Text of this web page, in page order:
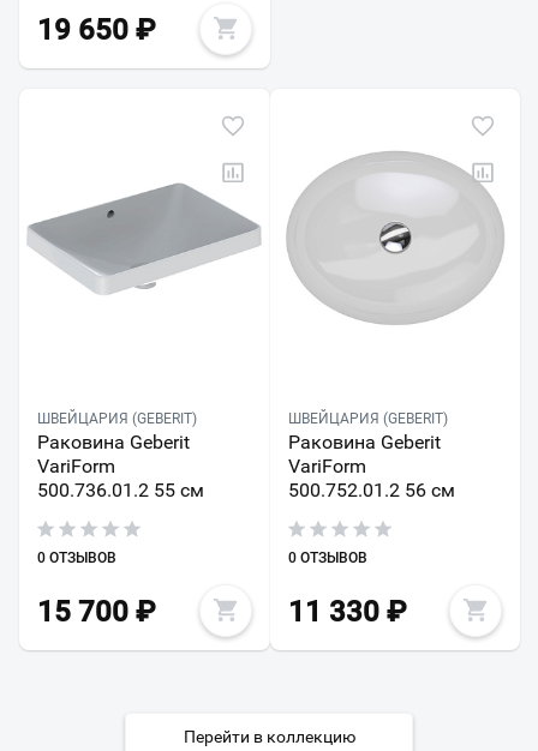
19 650 ₽
ШВЕЙЦАРИЯ (GEBERIT)
Раковина Geberit
VariForm
500.736.01.2 55 см
0 ОТЗЫВОВ
15 700 ₽
ШВЕЙЦАРИЯ (GEBERIT)
Раковина Geberit
VariForm
500.752.01.2 56 см
0 ОТЗЫВОВ
11 330₽
Перейти в коллекцию